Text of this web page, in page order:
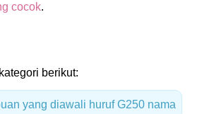
cocok.
berikut:
yang diawali huruf G250 nama